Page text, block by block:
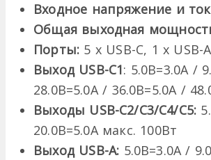
Входное напряжение и
Общая выходная
Порты: 5 x USB-C, 1 x USB-A
Выход USB-C1: 5.0В=3.0A /
28.0В=5.0A / 36.0В=5.0A /
Выходы USB-C2/C3/C4/C5:
20.0В=5.0A макс. 100Вт
Выход USB-A: 5.0В=3.0A /